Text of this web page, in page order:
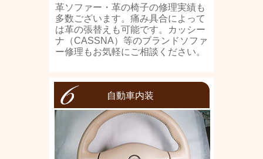
革ソファー・革の椅子の修理実績も
多数ございます。痛み具合によって
は革の張替えも可能です。カッシー
ナ（CASSNA）等のブランドソファ
ー修理もお気軽にご相談ください。
自動車内装